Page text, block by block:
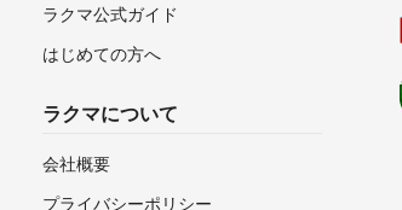
ラクマ公式ガイド
はじめての方へ
ラクマについて
会社概要
プライバシーポリシー